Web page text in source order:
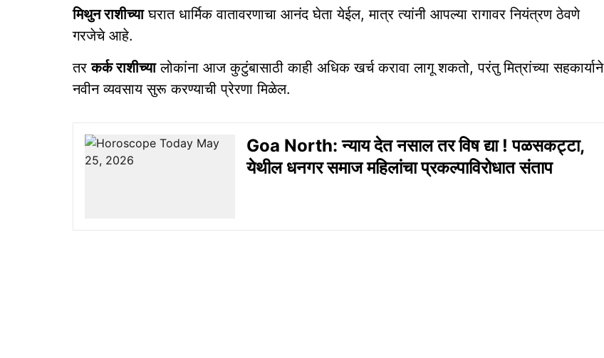
मिथुन राशीच्याघरात धार्मिक वातावरणाचा आनंद घेता येईल, मात्र त्यांनी आपल्या रागावर नियंत्रण ठेवणे
गरजेचे आहे.
तरकर्क राशीच्यालोकांना आज कुटुंबासाठी काही अधिक खर्च करावा लागू शकतो, परंतु मित्रांच्या सहकार्याने
नवीन व्यवसाय सुरू करण्याची प्रेरणा मिळेल.
Goa North: न्याय देत नसाल तर विष द्या ! पळसकट्टा,
येथील धनगर समाज महिलांचा प्रकल्पाविरोधात संताप